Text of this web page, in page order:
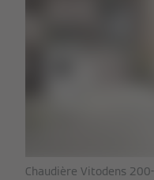
Chaudière Vitodens